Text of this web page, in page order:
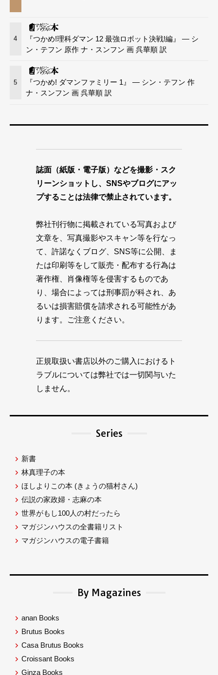
4
『つかめ!理科ダマン 12 最強ロボット決戦!編』 — シ
ン・テフン 原作 ナ・スンフン 画 呉華順 訳
5
『つかめ! ダマンファミリー 1』 — シン・テフン 作
ナ・スンフン 画 呉華順 訳
誌面（紙版・電子版）などを撮影・スク
リーンショットし、SNSやブログにアッ
プすることは法律で禁止されています。
弊社刊行物に掲載されている写真および
文章を、写真撮影やスキャン等を行なっ
て、許諾なくブログ、SNS等に公開、ま
たは印刷等をして販売・配布する行為は
著作権、肖像権等を侵害するものであ
り、場合によっては刑事罰が科され、あ
るいは損害賠償を請求される可能性があ
ります。ご注意ください。
正規取扱い書店以外のご購入におけるト
ラブルについては弊社では一切関与いた
しません。
Series
新書
林真理子の本
ほしよりこの本 (きょうの猫村さん)
伝説の家政婦・志麻の本
世界がもし100人の村だったら
マガジンハウスの全書籍リスト
マガジンハウスの電子書籍
By Magazines
anan Books
Brutus Books
Casa Brutus Books
Croissant Books
Ginza Books